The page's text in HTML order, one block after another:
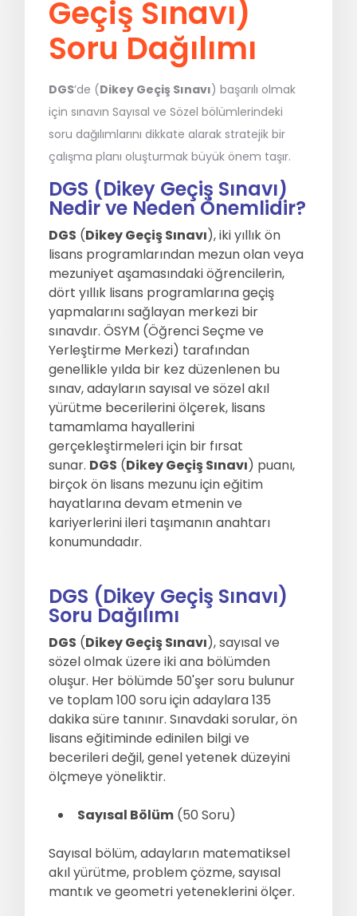
MSÜ
ALES
5. Sınıflar 6. Sınıflar
9. Sınıflar 10. Sınıflar
11. Sınıflar 12. Sınıflar / YKS
Eğitmen Kadromuz Ücretsiz Kaynaklar
Katılımcı Görüşleri Blog
Sıkça Sorulan Sorular Hakkımızda
İletisim
Geçiş Sınavı)
Soru Dağılımı
DGS’de (Dikey Geçiş Sınavı) başarılı olmak
için sınavın Sayısal ve Sözel bölümlerindeki
soru dağılımlarını dikkate alarak stratejik bir
çalışma planı oluşturmak büyük önem taşır.
DGS (Dikey Geçiş Sınavı)
Nedir ve Neden Önemlidir?
DGS (Dikey Geçiş Sınavı), iki yıllık ön
lisans programlarından mezun olan veya
mezuniyet aşamasındaki öğrencilerin,
dört yıllık lisans programlarına geçiş
yapmalarını sağlayan merkezi bir
sınavdır. ÖSYM (Öğrenci Seçme ve
Yerleştirme Merkezi) tarafından
genellikle yılda bir kez düzenlenen bu
sınav, adayların sayısal ve sözel akıl
yürütme becerilerini ölçerek, lisans
tamamlama hayallerini
gerçekleştirmeleri için bir fırsat
sunar. DGS (Dikey Geçiş Sınavı) puanı,
birçok ön lisans mezunu için eğitim
hayatlarına devam etmenin ve
kariyerlerini ileri taşımanın anahtarı
konumundadır.
DGS (Dikey Geçiş Sınavı)
Soru Dağılımı
DGS (Dikey Geçiş Sınavı), sayısal ve
sözel olmak üzere iki ana bölümden
oluşur. Her bölümde 50'şer soru bulunur
ve toplam 100 soru için adaylara 135
dakika süre tanınır. Sınavdaki sorular, ön
lisans eğitiminde edinilen bilgi ve
becerileri değil, genel yetenek düzeyini
ölçmeye yöneliktir.
Sayısal Bölüm (50 Soru)
Sayısal bölüm, adayların matematiksel
akıl yürütme, problem çözme, sayısal
mantık ve geometri yeteneklerini ölçer.